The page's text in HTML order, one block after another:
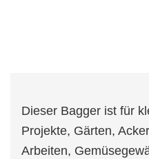
Dieser Bagger ist für
Projekte, Gärten,
Arbeiten,